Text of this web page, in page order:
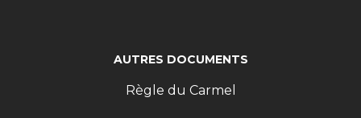
AUTRES DOCUMENTS
Règle du Carmel